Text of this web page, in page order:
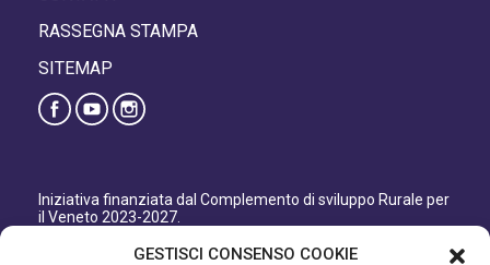
GESTISCI CONSENSO COOKIE
RASSEGNA STAMPA
SITEMAP
Iniziativa finanziata dal Complemento di sviluppo Rurale per
il Veneto 2023-2027.
Organismo responsabile dell’informazione: GAL Patavino